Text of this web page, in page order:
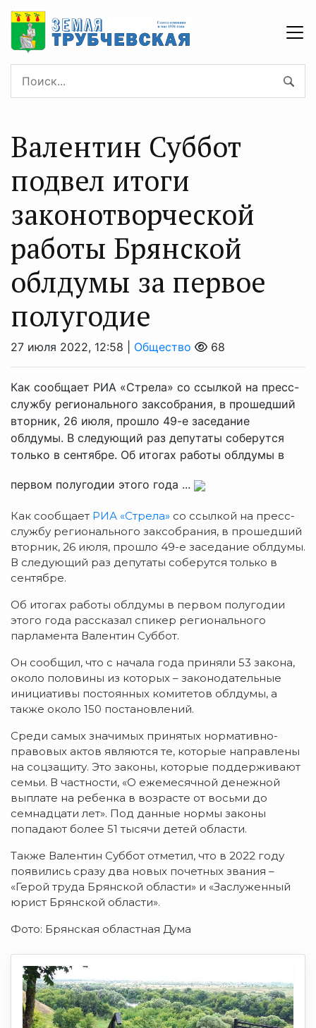
Валентин Суббот
подвел итоги
законотворческой
работы Брянской
облдумы за первое
полугодие
27 июля 2022, 12:58 | Общество 68
Как сообщает РИА «Стрела» со ссылкой на пресс-
службу регионального заксобрания, в прошедший
вторник, 26 июля, прошло 49-е заседание
облдумы. В следующий раз депутаты соберутся
только в сентябре. Об итогах работы облдумы в
первом полугодии этого года ...
Как сообщает РИА «Стрела» со ссылкой на пресс-
службу регионального заксобрания, в прошедший
вторник, 26 июля, прошло 49-е заседание облдумы.
В следующий раз депутаты соберутся только в
сентябре.
Об итогах работы облдумы в первом полугодии
этого года рассказал спикер регионального
парламента Валентин Суббот.
Он сообщил, что с начала года приняли 53 закона,
около половины из которых – законодательные
инициативы постоянных комитетов облдумы, а
также около 150 постановлений.
Среди самых значимых принятых нормативно-
правовых актов являются те, которые направлены
на соцзащиту. Это законы, которые поддерживают
семьи. В частности, «О ежемесячной денежной
выплате на ребенка в возрасте от восьми до
семнадцати лет». Под данные нормы законы
попадают более 51 тысячи детей области.
Также Валентин Суббот отметил, что в 2022 году
появились сразу два новых почетных звания –
«Герой труда Брянской области» и «Заслуженный
юрист Брянской области».
Фото: Брянская областная Дума